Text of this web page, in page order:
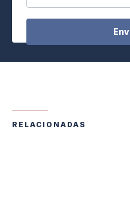
RELACIONADAS